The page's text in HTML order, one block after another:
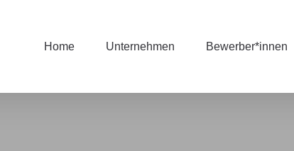
Home Unternehmen Bewerber*innen